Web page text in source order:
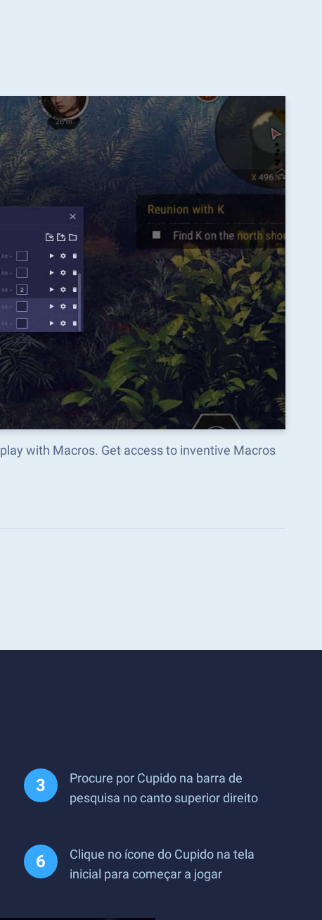
with Macros. Get access to inventive Macros
Procure por Cupido na barra de
pesquisa no canto superior direito
Clique no ícone do Cupido na tela
inicial para começar a jogar